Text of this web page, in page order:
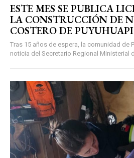
ESTE MES SE PUBLICA
LA CONSTRUCCIÓN DE
COSTERO DE PUYUHUAPI
Tras 15 años de espera, la comunidad de
noticia del Secretario Regional Ministerial